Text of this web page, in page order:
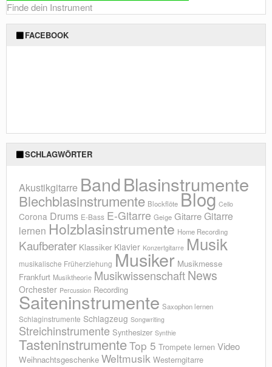
Finde dein Instrument
FACEBOOK
SCHLAGWÖRTER
Akustikgitarre BandBlasinstrumente
Blechblasinstrumente Blockflöte Blog Cello
Corona Drums E-Bass E-Gitarre Geige GitarreGitarre
lernen Holzblasinstrumente Home Recording
Kaufberater Klassiker Klavier Konzertgitarre Musik
musikalische Früherziehung Musiker Musikmesse
Frankfurt Musiktheorie MusikwissenschaftNews
Orchester Percussion Recording
Saiteninstrumente Saxophon lernen
Schlaginstrumente Schlagzeug Songwriting
Streichinstrumente Synthesizer Synthie
TasteninstrumenteTop 5 Trompete lernen Video
Weihnachtsgeschenke Weltmusik Westerngitarre